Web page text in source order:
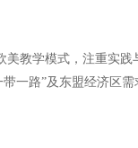
教学模式，注重实
一路”及东盟经济区